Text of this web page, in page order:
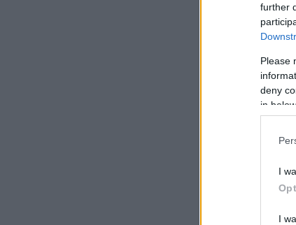
further
Please
deny
in
I
I